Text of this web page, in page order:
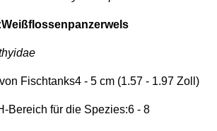
Weißflossenpanzerwels
Fischtanks4 - 5 cm (1.57 - 1.97 Zoll)
Bereich für die Spezies:6 - 8